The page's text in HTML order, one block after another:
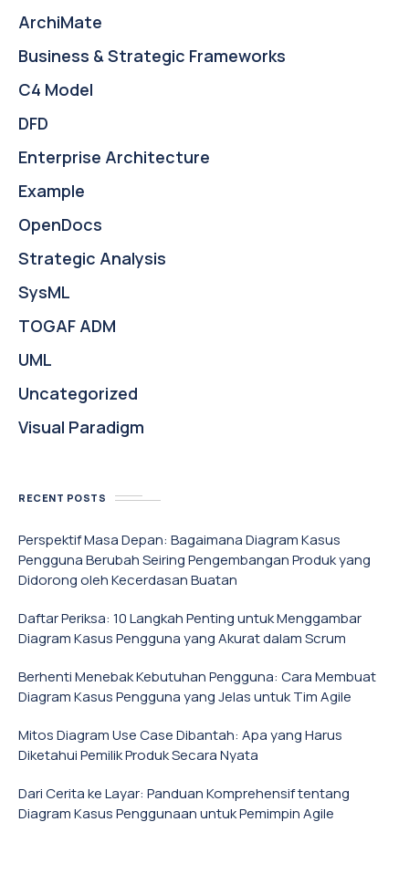
ArchiMate
Business & Strategic Frameworks
C4 Model
DFD
Enterprise Architecture
Example
OpenDocs
Strategic Analysis
SysML
TOGAF ADM
UML
Uncategorized
Visual Paradigm
RECENT POSTS
Perspektif Masa Depan: Bagaimana Diagram Kasus
Pengguna Berubah Seiring Pengembangan Produk yang
Didorong oleh Kecerdasan Buatan
Daftar Periksa: 10 Langkah Penting untuk Menggambar
Diagram Kasus Pengguna yang Akurat dalam Scrum
Berhenti Menebak Kebutuhan Pengguna: Cara Membuat
Diagram Kasus Pengguna yang Jelas untuk Tim Agile
Mitos Diagram Use Case Dibantah: Apa yang Harus
Diketahui Pemilik Produk Secara Nyata
Dari Cerita ke Layar: Panduan Komprehensif tentang
Diagram Kasus Penggunaan untuk Pemimpin Agile